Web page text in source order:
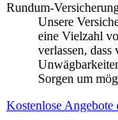
Rundum-
Unsere
eine Vielzahl
verlassen,
Sorgen um
Kostenlose Angebote